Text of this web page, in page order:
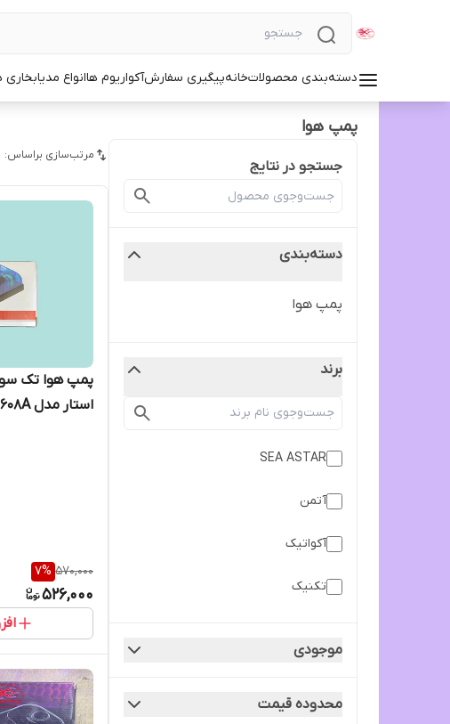
دسته‌بندی محصولاتخانهپیگیری سفارشآکواریوم هاانواع مدیابخاری
پمپ هوا
جستجو در نتایج
دسته‌بندی
پمپ هوا
برند
SEA ASTAR
آتمن
آکواتیک
تکنیک
هایلا
موجودی
محدوده قیمت
مرتب‌سازی براساس:
پمپ هوا تک
استار مدل HX-608A
570,000
7%
526,000